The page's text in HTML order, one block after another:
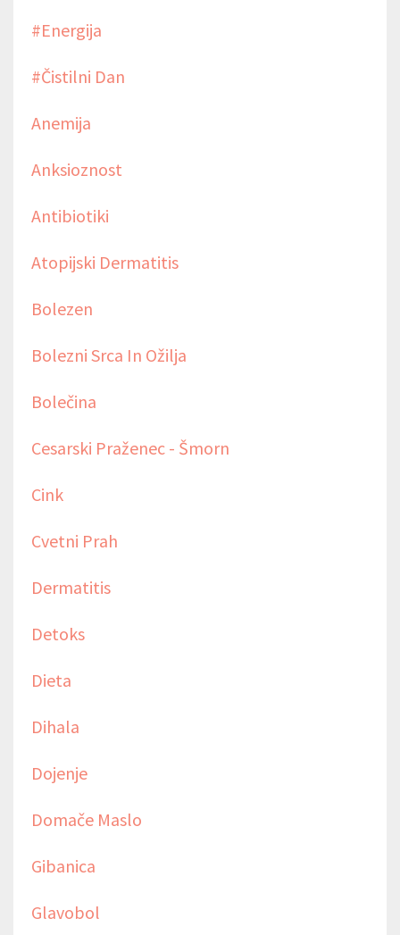
#energija
#čistilni Dan
Anemija
Anksioznost
Antibiotiki
Atopijski Dermatitis
Bolezen
Bolezni Srca In Ožilja
Bolečina
Cesarski Praženec - Šmorn
Cink
Cvetni Prah
Dermatitis
Detoks
Dieta
Dihala
Dojenje
Domače Maslo
Gibanica
Glavobol